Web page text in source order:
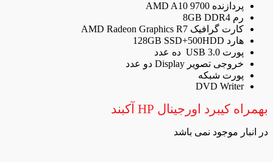
پردازنده AMD A10 9700
رم 8GB DDR4
کارت گرافیک AMD Radeon Graphics R7
هارد 128GB SSD+500HDD
پورت USB 3.0 ده عدد
خروجی تصویر Display دو عدد
پورت شبکه
DVD Writer
بهمراه کیبرد اورجینال HP آکبند
در انبار موجود نمی باشد